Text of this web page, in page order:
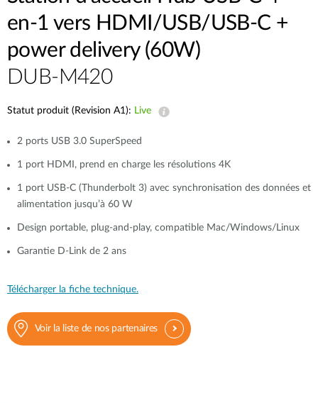
en-1 vers HDMI/USB/USB-C +
power delivery (60W)
DUB-M420
Statut produit (Revision A1): Live
2 ports USB 3.0 SuperSpeed
1 port HDMI, prend en charge les résolutions 4K
1 port USB-C (Thunderbolt 3) avec synchronisation des données et
alimentation jusqu’à 60 W
Design portable, plug-and-play, compatible Mac/Windows/Linux
Garantie D-Link de 2 ans
Télécharger la fiche technique.
Voir la liste de nos partenaires